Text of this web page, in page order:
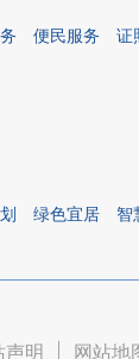
便民服务 证
绿色宜居 智
声明 网站地